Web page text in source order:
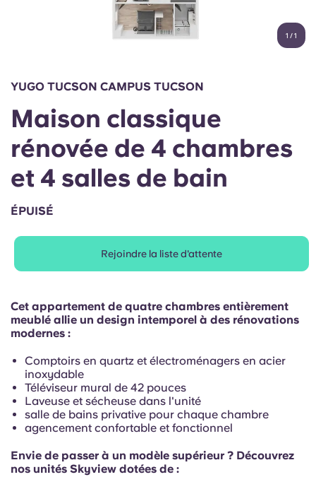
Compte
English (GB)
Chinese
Español
Deutsch
Italian
French
Portuguese
Sélectionnez un pays
Se connecter
Portuguese
1 /1
YUGO TUCSON CAMPUS TUCSON
Maison classique
rénovée de 4 chambres
et 4 salles de bain
ÉPUISÉ
Rejoindre la liste d'attente
Cet appartement de quatre chambres entièrement
meublé allie un design intemporel à des rénovations
modernes :
Comptoirs en quartz et électroménagers en acier
inoxydable
Téléviseur mural de 42 pouces
Laveuse et sécheuse dans l'unité
salle de bains privative pour chaque chambre
agencement confortable et fonctionnel
Envie de passer à un modèle supérieur ? Découvrez
nos unités Skyview dotées de :